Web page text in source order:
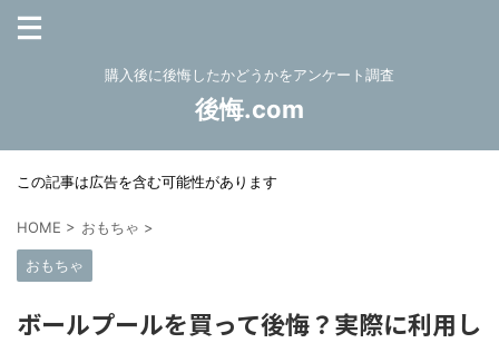
購入後に後悔したかどうかをアンケート調査
後悔.com
この記事は広告を含む可能性があります
HOME > おもちゃ >
おもちゃ
ボールプールを買って後悔？実際に利用し